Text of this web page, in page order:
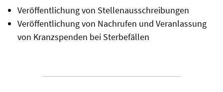
Veröffentlichung von Stellenausschreibungen
Veröffentlichung von Nachrufen und Veranlassung
von Kranzspenden bei Sterbefällen